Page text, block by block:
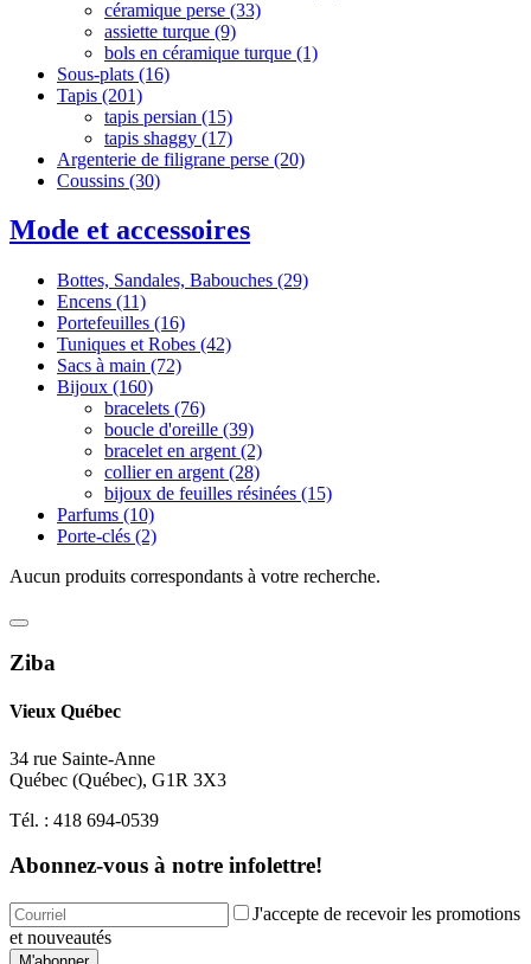
céramique perse (33)
assiette turque (9)
‌‌bols en céramique turque (1)
Sous-plats (16)
Tapis (201)
tapis persian (15)
tapis shaggy (17)
Argenterie de filigrane perse (20)
Coussins (30)
Mode et accessoires
Bottes, Sandales, Babouches (29)
Encens (11)
Portefeuilles (16)
Tuniques et Robes (42)
Sacs à main (72)
Bijoux (160)
bracelets (76)
boucle d'oreille (39)
bracelet en argent (2)
collier en argent (28)
bijoux de feuilles résinées (15)
Parfums (10)
Porte-clés (2)
Aucun produits correspondants à votre recherche.
Ziba
Vieux Québec
34 rue Sainte-Anne
Québec (Québec), G1R 3X3
Tél. : 418 694-0539
Abonnez-vous à notre infolettre!
J'accepte de recevoir les promotions
et nouveautés